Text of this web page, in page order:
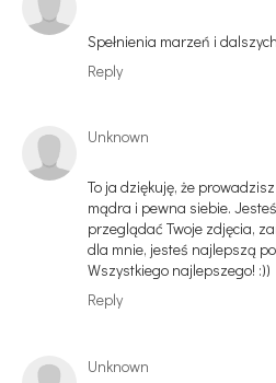
Spełnienia marzeń i
Reply
Unknown
To ja dziękuję, że
mądra i pewna siebie.
przeglądać Twoje zdjęcia,
dla mnie, jesteś najlepszą
Wszystkiego najlepszego! :))
Reply
Unknown